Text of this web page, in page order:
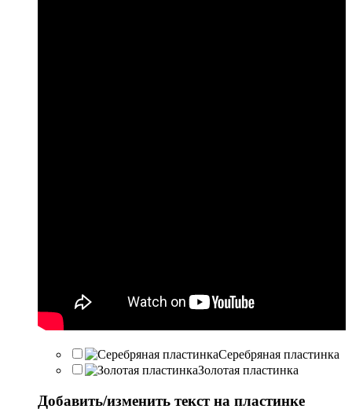
Серебряная пластинка
Золотая пластинка
Добавить/изменить текст на пластинке